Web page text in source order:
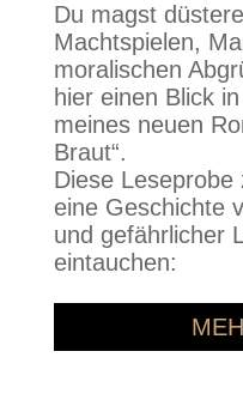
Du magst
Machtspielen,
moralischen
hier einen Blick
meines neuen
Braut“.
Diese
eine Geschichte
und gefährlicher
eintauchen: